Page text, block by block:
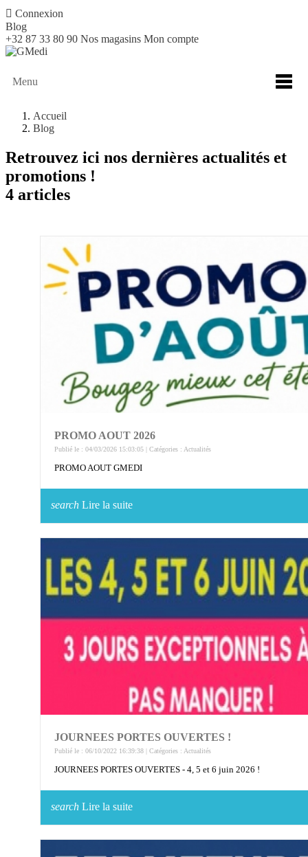
 Connexion
Blog
+32 87 33 80 90 Nos magasins Mon compte
Menu
Accueil
Blog
Retrouvez ici nos dernières actualités et
promotions !
4 articles
PROMO AOUT 2026
Publié le : 04/03/2026 15:03:05 | Catégories : Actualités
PROMO AOUT GMEDI
searchLire la suite
JOURNEES PORTES OUVERTES !
Publié le : 06/10/2022 16:39:38 | Catégories : Actualités
JOURNEES PORTES OUVERTES - 4, 5 et 6 juin 2026 !
searchLire la suite